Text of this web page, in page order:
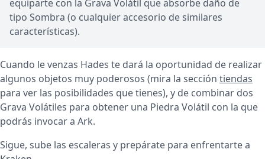
equiparte con la Grava Volátil que absorbe daño de
tipo Sombra (o cualquier accesorio de similares
características).
Cuando le venzas Hades te dará la oportunidad de realizar
algunos objetos muy poderosos (mira la sección tiendas
para ver las posibilidades que tienes), y de combinar dos
Grava Volátiles para obtener una Piedra Volátil con la que
podrás invocar a Ark.
Sigue, sube las escaleras y prepárate para enfrentarte a